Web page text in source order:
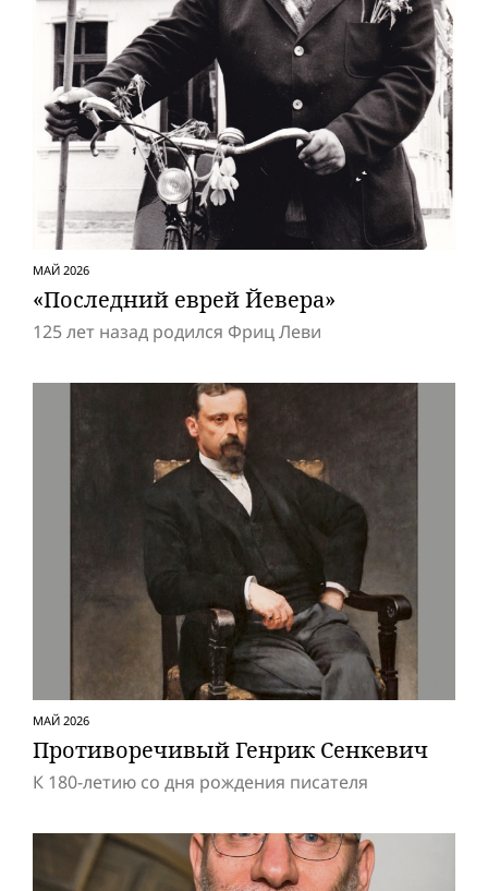
МАЙ 2026
«Последний еврей Йевера»
125 лет назад родился Фриц Леви
МАЙ 2026
Противоречивый Генрик Сенкевич
К 180-летию со дня рождения писателя